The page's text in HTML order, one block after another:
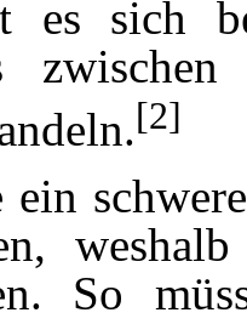
es sich
[2]
So